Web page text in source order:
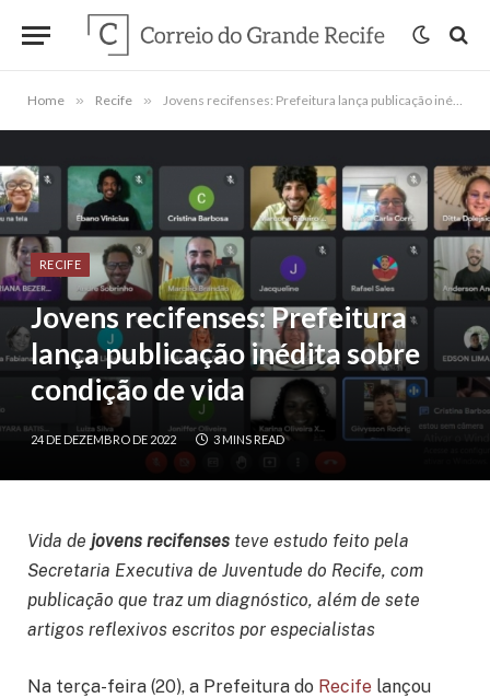
Home » Recife » Jovens recifenses: Prefeitura lança publicação inédita sobre condição de vida
RECIFE
Jovens recifenses: Prefeitura
lança publicação inédita sobre
condição de vida
24 DE DEZEMBRO DE 2022 3 MINS READ
Vida de jovens recifenses teve estudo feito pela
Secretaria Executiva de Juventude do Recife, com
publicação que traz um diagnóstico, além de sete
artigos reflexivos escritos por especialistas
Na terça-feira (20), a Prefeitura do Recife lançou